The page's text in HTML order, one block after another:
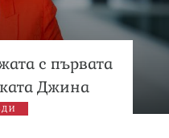
с първата
Джина